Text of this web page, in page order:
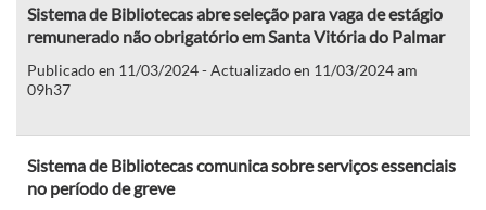
Sistema de Bibliotecas abre seleção para vaga de estágio
remunerado não obrigatório em Santa Vitória do Palmar
Publicado en 11/03/2024 - Actualizado en 11/03/2024 am
09h37
Sistema de Bibliotecas comunica sobre serviços essenciais
no período de greve